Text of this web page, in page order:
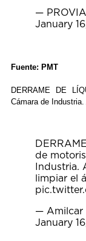
—
January
Fuente: PMT
DERRAME DE
Cámara de
de
Industria.
limpiar el
— Amilcar
January